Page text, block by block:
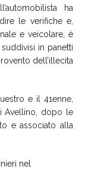
ha
le verifiche e,
e veicolare, è
in panetti
dell’illecita
e il 41enne,
Avellino, dopo le
e associato alla
nel